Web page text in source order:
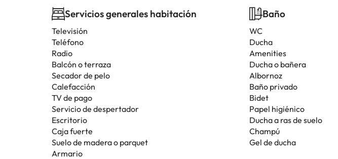
Servicios generales habitación
Televisión
Teléfono
Radio
Balcón o terraza
Secador de pelo
Calefacción
TV de pago
Servicio de despertador
Escritorio
Caja fuerte
Suelo de madera o parquet
Armario
Baño
WC
Ducha
Amenities
Ducha o bañera
Albornoz
Baño privado
Bidet
Papel higiénico
Ducha a ras de suelo
Champú
Gel de ducha